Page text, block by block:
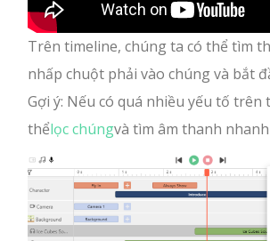
Trên timeline, chúng ta có thể tìm
nhấp chuột phải vào chúng và bắt
Gợi ý: Nếu có quá nhiều yếu tố trên
thểlọc chúngvà tìm âm thanh